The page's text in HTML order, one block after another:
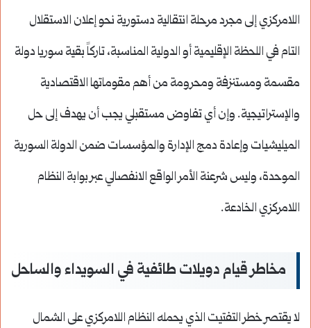
اللامركزي إلى مجرد مرحلة انتقالية دستورية نحو إعلان الاستقلال
التام في اللحظة الإقليمية أو الدولية المناسبة، تاركاً بقية سوريا دولة
مقسمة ومستنزفة ومحرومة من أهم مقوماتها الاقتصادية
والإستراتيجية. وإن أي تفاوض مستقبلي يجب أن يهدف إلى حل
الميليشيات وإعادة دمج الإدارة والمؤسسات ضمن الدولة السورية
الموحدة، وليس شرعنة الأمر الواقع الانفصالي عبر بوابة النظام
اللامركزي الخادعة.
مخاطر قيام دويلات طائفية في السويداء والساحل
لا يقتصر خطر التفتيت الذي يحمله النظام اللامركزي على الشمال